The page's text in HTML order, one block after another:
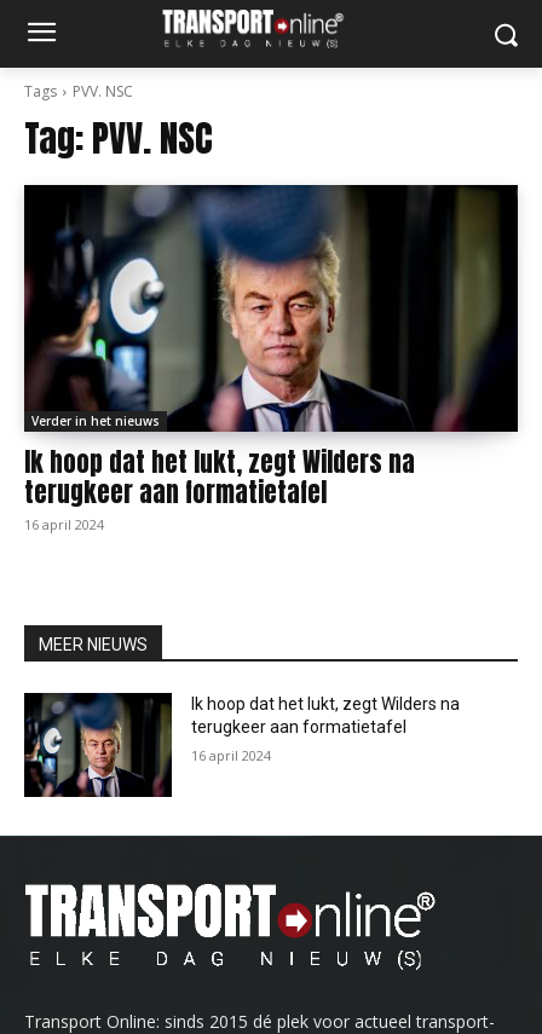
Tags PVV. NSC
Tag:PVV. NSC
Verder in het nieuws
Ik hoop dat het lukt, zegt Wilders na
terugkeer aan formatietafel
16 april 2024
MEER NIEUWS
Ik hoop dat het lukt, zegt Wilders na
terugkeer aan formatietafel
16 april 2024
Transport Online: sinds 2015 dé plek voor actueel transport-